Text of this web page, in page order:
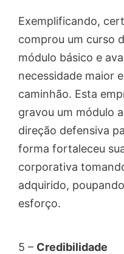
Exemplificando,
comprou um curso
módulo básico e
necessidade maior
caminhão. Esta
gravou um módulo
direção defensiva
forma fortaleceu
corporativa
adquirido,
esforço.
5 – Credibilidade